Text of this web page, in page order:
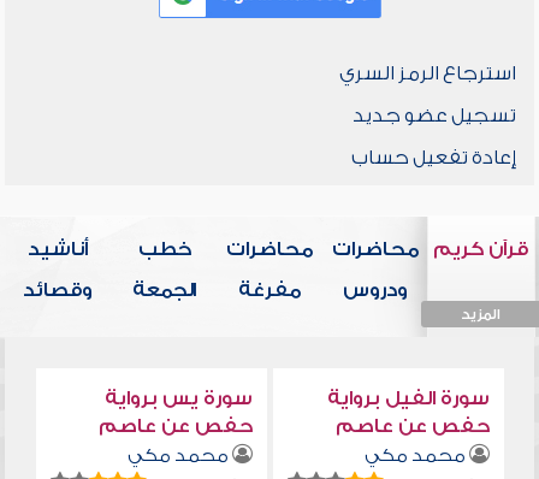
استرجاع الرمز السري
تسجيل عضو جديد
إعادة تفعيل حساب
قرآن كريم
المزيد
محاضرات
ودروس
محاضرات
مفرغة
خطب
الجمعة
أناشيد
وقصائد
سورة الفيل برواية
حفص عن عاصم
محمد مكي
سورة يس برواية
حفص عن عاصم
محمد مكي